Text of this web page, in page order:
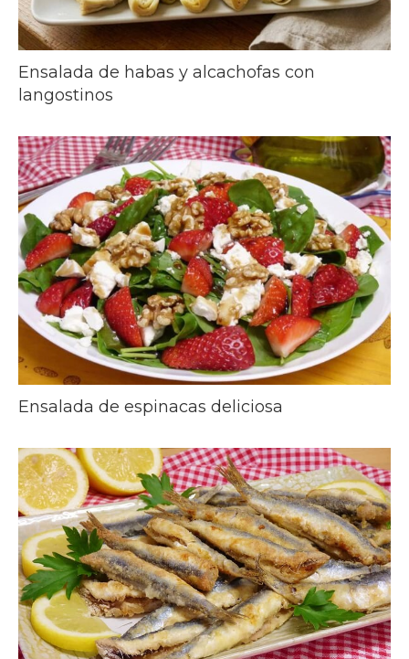
Ensalada de habas y alcachofas con
langostinos
Ensalada de espinacas deliciosa